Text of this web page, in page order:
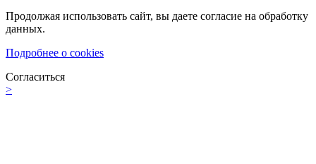
Продолжая использовать сайт, вы даете согласие на обработку
данных.
Подробнее о cookies
Согласиться
>